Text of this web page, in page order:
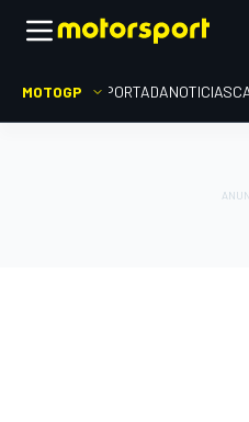
MOTOGP PORTADANOTICIAS